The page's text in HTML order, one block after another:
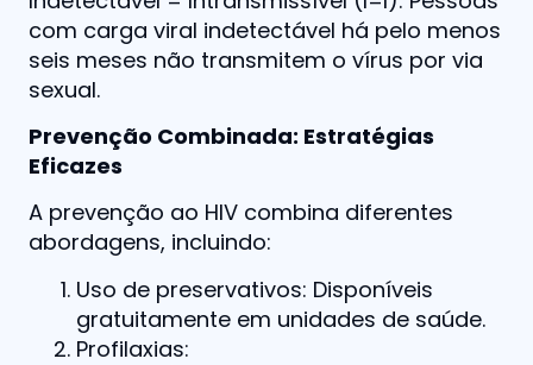
com carga viral indetectável há pelo menos
seis meses não transmitem o vírus por via
sexual.
Prevenção Combinada: Estratégias
Eficazes
A prevenção ao HIV combina diferentes
abordagens, incluindo:
Uso de preservativos: Disponíveis
gratuitamente em unidades de saúde.
Profilaxias: